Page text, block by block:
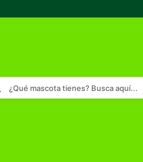
¿Qué mascota tienes? Busca aquí...